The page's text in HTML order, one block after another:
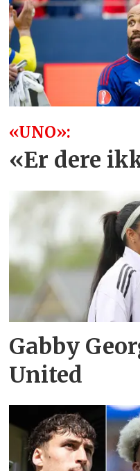
«UNO»:
«Er dere
Gabby
United